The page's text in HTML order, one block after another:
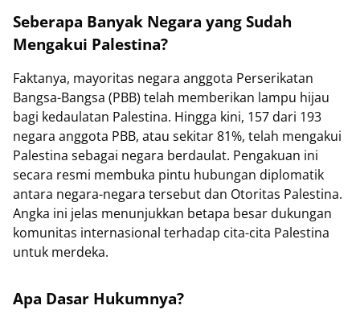
Seberapa Banyak Negara yang Sudah
Mengakui Palestina?
Faktanya, mayoritas negara anggota Perserikatan
Bangsa-Bangsa (PBB) telah memberikan lampu hijau
bagi kedaulatan Palestina. Hingga kini, 157 dari 193
negara anggota PBB, atau sekitar 81%, telah mengakui
Palestina sebagai negara berdaulat. Pengakuan ini
secara resmi membuka pintu hubungan diplomatik
antara negara-negara tersebut dan Otoritas Palestina.
Angka ini jelas menunjukkan betapa besar dukungan
komunitas internasional terhadap cita-cita Palestina
untuk merdeka.
Apa Dasar Hukumnya?